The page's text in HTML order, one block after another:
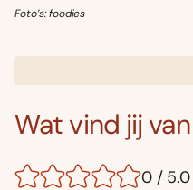
Foto’s: foodies
Wat vind jij
0 /